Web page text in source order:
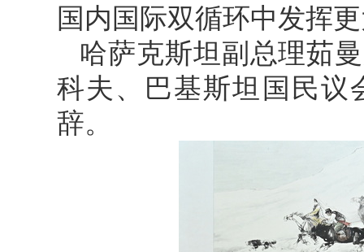
国内国际双循环中发挥
哈萨克斯坦副总理茹
科夫、巴基斯坦国民议
辞。